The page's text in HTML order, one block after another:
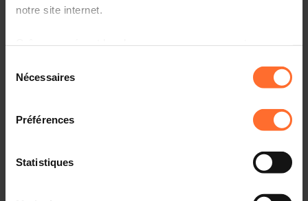
notre site internet.
à l’exception des cookies strictement nécessaires au
fonctionnement du site. Une description des différents
cookies est accessible sous l’onglet « Détails » ci-
dessus.
Il est précisé que la navigation sur le site et certaines
fonctionnalités (ex : lecture de vidéos, partage sur les
Nécessaires
Préférences
Statistiques
Les entreprises luxembourgeoises à bout de souffle
08.11.2023 - PaperJam Newsletter
Malik Zeniti: «Commander un transport comme on